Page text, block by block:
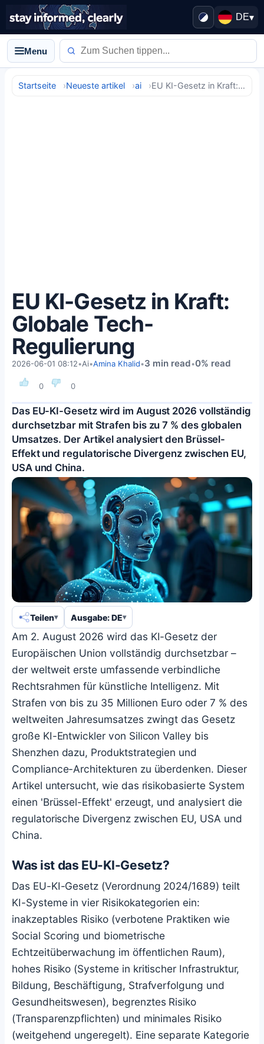
DE▾
Menu
Startseite Neueste artikel ai EU KI-Gesetz in Kraft: Globale Tech-Regulierung
EU KI-Gesetz in Kraft:
Globale Tech-
Regulierung
0 0
2026-06-01 08:12•Ai•Amina Khalid•3 min read•0% read
Das EU-KI-Gesetz wird im August 2026 vollständig
durchsetzbar mit Strafen bis zu 7 % des globalen
Umsatzes. Der Artikel analysiert den Brüssel-
Effekt und regulatorische Divergenz zwischen EU,
USA und China.
Teilen Ausgabe: DE
Am 2. August 2026 wird das KI-Gesetz der
Europäischen Union vollständig durchsetzbar –
der weltweit erste umfassende verbindliche
Rechtsrahmen für künstliche Intelligenz. Mit
Strafen von bis zu 35 Millionen Euro oder 7 % des
weltweiten Jahresumsatzes zwingt das Gesetz
große KI-Entwickler von Silicon Valley bis
Shenzhen dazu, Produktstrategien und
Compliance-Architekturen zu überdenken. Dieser
Artikel untersucht, wie das risikobasierte System
einen 'Brüssel-Effekt' erzeugt, und analysiert die
regulatorische Divergenz zwischen EU, USA und
China.
Was ist das EU-KI-Gesetz?
Das EU-KI-Gesetz (Verordnung 2024/1689) teilt
KI-Systeme in vier Risikokategorien ein:
inakzeptables Risiko (verbotene Praktiken wie
Social Scoring und biometrische
Echtzeitüberwachung im öffentlichen Raum),
hohes Risiko (Systeme in kritischer Infrastruktur,
Bildung, Beschäftigung, Strafverfolgung und
Gesundheitswesen), begrenztes Risiko
(Transparenzpflichten) und minimales Risiko
(weitgehend ungeregelt). Eine separate Kategorie